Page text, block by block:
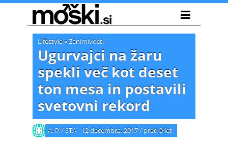
Lifestyle»Zanimivosti
Ugurvajci na žaru
spekli več kot deset
ton mesa in postavili
svetovni rekord
A. P. / STA 12 decembra, 2017/ pred 9 let